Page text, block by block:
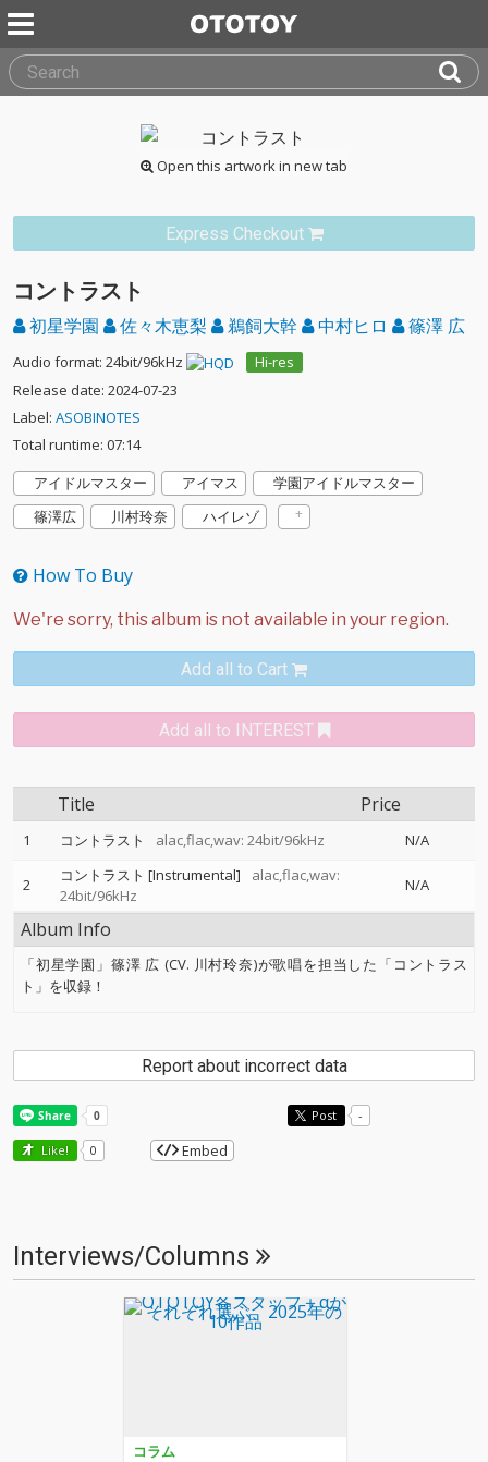
Open this artwork in new tab
Express Checkout
コントラスト
初星学園 佐々木恵梨 鵜飼大幹 中村ヒロ 篠澤 広
Audio format: 24bit/96kHz
Hi-res
Release date: 2024-07-23
Label: ASOBINOTES
Total runtime: 07:14
アイドルマスター
アイマス
学園アイドルマスター
篠澤広
川村玲奈 ハイレゾ
How To Buy
Add all to Cart
Add all to INTEREST
Title Price
1 コントラスト alac,flac,wav: 24bit/96kHz N/A
2 コントラスト [Instrumental]
alac,flac,wav:
24bit/96kHz
N/A
Album Info
「初星学園」篠澤 広 (CV. 川村玲奈)が歌唱を担当した「コントラス
ト」を収録！
Report about incorrect data
Post -
Like! 0 Embed
Interviews/Columns
コラム